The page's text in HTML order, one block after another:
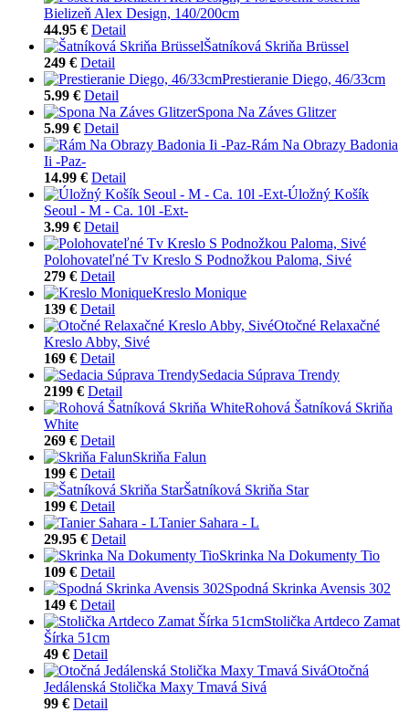
Bielizeň Alex Design, 140/200cm
44.95 € Detail
Šatníková Skriňa Brüssel
249 € Detail
Prestieranie Diego, 46/33cm
5.99 € Detail
Spona Na Záves Glitzer
5.99 € Detail
Rám Na Obrazy Badonia
Ii -Paz-
14.99 € Detail
Úložný Košík
Seoul - M - Ca. 10l -Ext-
3.99 € Detail
Polohovateľné Tv Kreslo S Podnožkou Paloma, Sivé
279 € Detail
Kreslo Monique
139 € Detail
Otočné Relaxačné
Kreslo Abby, Sivé
169 € Detail
Sedacia Súprava Trendy
2199 € Detail
Rohová Šatníková Skriňa
White
269 € Detail
Skriňa Falun
199 € Detail
Šatníková Skriňa Star
199 € Detail
Tanier Sahara - L
29.95 € Detail
Skrinka Na Dokumenty Tio
109 € Detail
Spodná Skrinka Avensis 302
149 € Detail
Stolička Artdeco Zamat
Šírka 51cm
49 € Detail
Otočná
Jedálenská Stolička Maxy Tmavá Sivá
99 € Detail